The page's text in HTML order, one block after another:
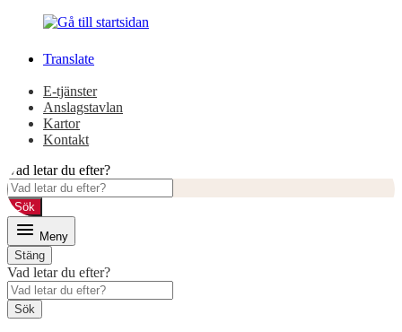
innehåll
huvudmeny
Translate
E-tjänster
Anslagstavlan
Kartor
Kontakt
Vad letar du efter?
Sök
Meny
Stäng
Vad letar du efter?
Sök